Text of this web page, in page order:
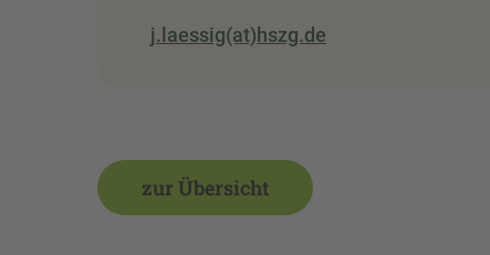
j.laessig(at)hszg.de
zur Übersicht